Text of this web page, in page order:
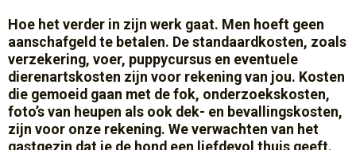
Hoe het verder in zijn werk gaat. Men hoeft geen
aanschafgeld te betalen. De standaardkosten, zoals
verzekering, voer, puppycursus en eventuele
dierenartskosten zijn voor rekening van jou. Kosten
die gemoeid gaan met de fok, onderzoekskosten,
foto’s van heupen als ook dek- en bevallingskosten,
zijn voor onze rekening. We verwachten van het
gastgezin dat je de hond een liefdevol thuis geeft.